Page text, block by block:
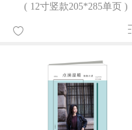
( 12寸竖款205*285单页 )